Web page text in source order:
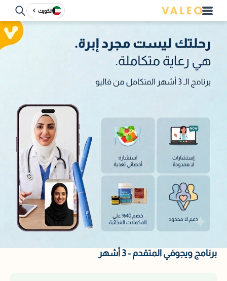
الكويت
برنامج ويجوفي المتقدم - 3 أشهر